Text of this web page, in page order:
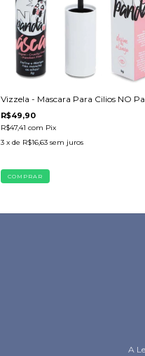
Vizzela - Mascara Para Cilios NO
R$49,90
R$47,41 com Pix
3 x de R$16,63 sem juros
A